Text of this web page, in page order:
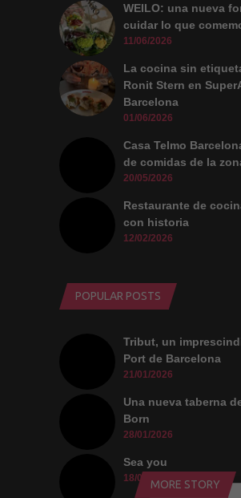
MORE STORY
WEILO: una nueva
cuidar lo que
11/06/2026
La cocina sin
Ronit Stern en
Barcelona
01/06/2026
Casa Telmo
de comidas de la
20/05/2026
Restaurante de
con historia
12/02/2026
POPULAR POSTS
Tribut, un
Port de Barcelona
21/01/2026
Una nueva taberna
Born
28/01/2026
Sea you
18/09/2025